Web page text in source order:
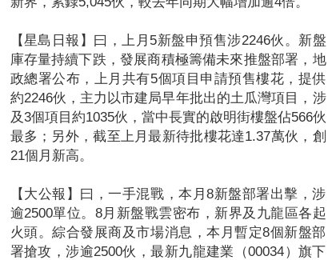
【星島日報】曰，上月5新盤申預售涉2246伙。新盤
庫存量持續下跌，發展商積極籌備未來推盤部署，地
政總署公布，上月共有5個項目申請預售樓花，提供
約2246伙，主力以市建局早年批出的土瓜灣項目，涉
及3個項目約1035伙，當中長實的啟明街樓盤佔566伙
最多；另外，截至上月最新待批樓花達1.37萬伙，創
21個月新高。
【大公報】曰，一手混戰，本月8新盤部署出擊，涉
逾2500單位。8月新盤戰雲密布，新界及九龍區各起
火頭。綜合發展商及市場消息，本月暫定8個新盤部
署搶攻，涉逾2500伙，最新九龍建業（00034）旗下